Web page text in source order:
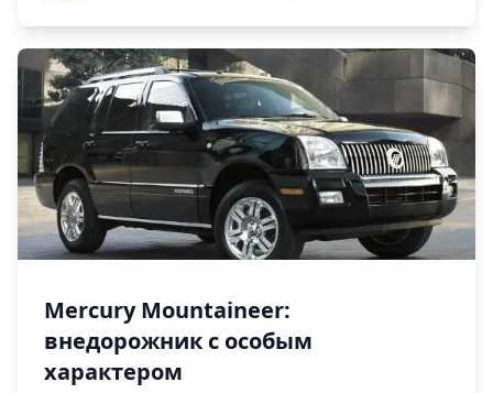
Mercury Mountaineer:
внедорожник с особым
характером